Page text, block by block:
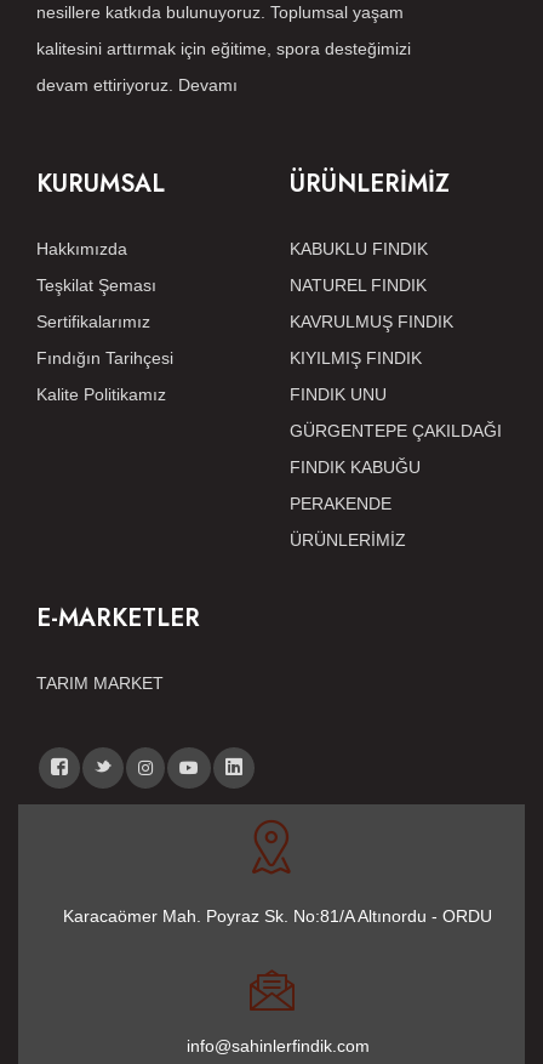
nesillere katkıda bulunuyoruz. Toplumsal yaşam
kalitesini arttırmak için eğitime, spora desteğimizi
devam ettiriyoruz. Devamı
KURUMSAL
Hakkımızda
Teşkilat Şeması
Sertifikalarımız
Fındığın Tarihçesi
Kalite Politikamız
ÜRÜNLERİMİZ
KABUKLU FINDIK
NATUREL FINDIK
KAVRULMUŞ FINDIK
KIYILMIŞ FINDIK
FINDIK UNU
GÜRGENTEPE ÇAKILDAĞI
FINDIK KABUĞU
PERAKENDE
ÜRÜNLERİMİZ
E-MARKETLER
TARIM MARKET
Karacaömer Mah. Poyraz Sk. No:81/A Altınordu - ORDU
info@sahinlerfindik.com